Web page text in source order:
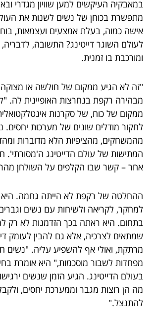
במאבקיה העיקשים למען שוויון מגדרי
מתפשרת בכוחן של נשים לשנות את
אישה כמוה, בעלת אמצעים ועצמאות,
לעולם השוגר דייטינג? התשובה,
ומורכבת בו זמנית.
"זה לא הגיע ממקום של חולשה או מצוקה
מבהירה רקפת בנחרצות האופיינית לה.
ממקום של כוח, של סקרנות
לחקור מודלים שונים של מערכות יחסים.
מהמשחקים, מהציפיות הלא מדוברות
המתישות של עולם הדייטינג ה'מסורתי'.
אחר – קשר שבו הקלפים על השולחן
ההחלטה של רקפת לא הייתה גחמה. היא
למחקר, לקריאה ולשיחות עם נשים
בתחום. היא ראתה בכך הזדמנות לא רק
שמתאים לצרכיה, אלא גם להבין לעומק
מרתקת, ואולי אף להשפיע עליה. "נשים
מפחדות לשבור מוסכמות," היא אומרת
בעולם הדייטינג. הגיע הזמן שנשים
מה הן רוצות מגבר וממערכת יחסים,
להתנצל."